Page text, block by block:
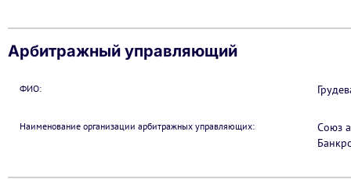
Арбитражный управляющий
ФИО:
Наименование организации арбитражных управляющих:
Союз